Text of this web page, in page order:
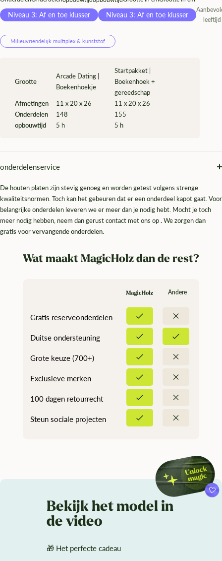
¡
Niveau 3: Af en toe klusser Niveau 3: Af en toe klusser
leeftijd
Milieuvriendelijk multiplex & kunststof
Grootte
Arcade Dating |
Boekenhoekje
Startpakket |
Boekenhoek +
gereedschap
Afmetingen
11 x 20 x 26
11 x 20 x 26
Onderdelen
148
155
opbouwtijd
5 h 5 h
onderdelenservice
De houten platen zijn stevig genoeg en worden getest volgens strenge
kwaliteitsnormen. Toch kan het gebeuren dat er een onderdeel kapot gaat. Voor
belangrijke onderdelen leveren we er meer dan je nodig hebt. Mocht je toch
meer nodig hebben, neem dan gerust contact met ons op.We zorgendan
gratisvoorvervangende onderdelen.
Wat maakt MagicHolz dan de rest?
Andere
Gratis reserveonderdelen
Duitse ondersteuning
Grote keuze (700+)
Exclusieve merken
100 dagen retourrecht
Steun sociale projecten
Bekijk het model in
de video
🎁 Het perfecte cadeau